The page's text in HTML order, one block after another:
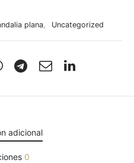
plana, Uncategorized
adicional
0